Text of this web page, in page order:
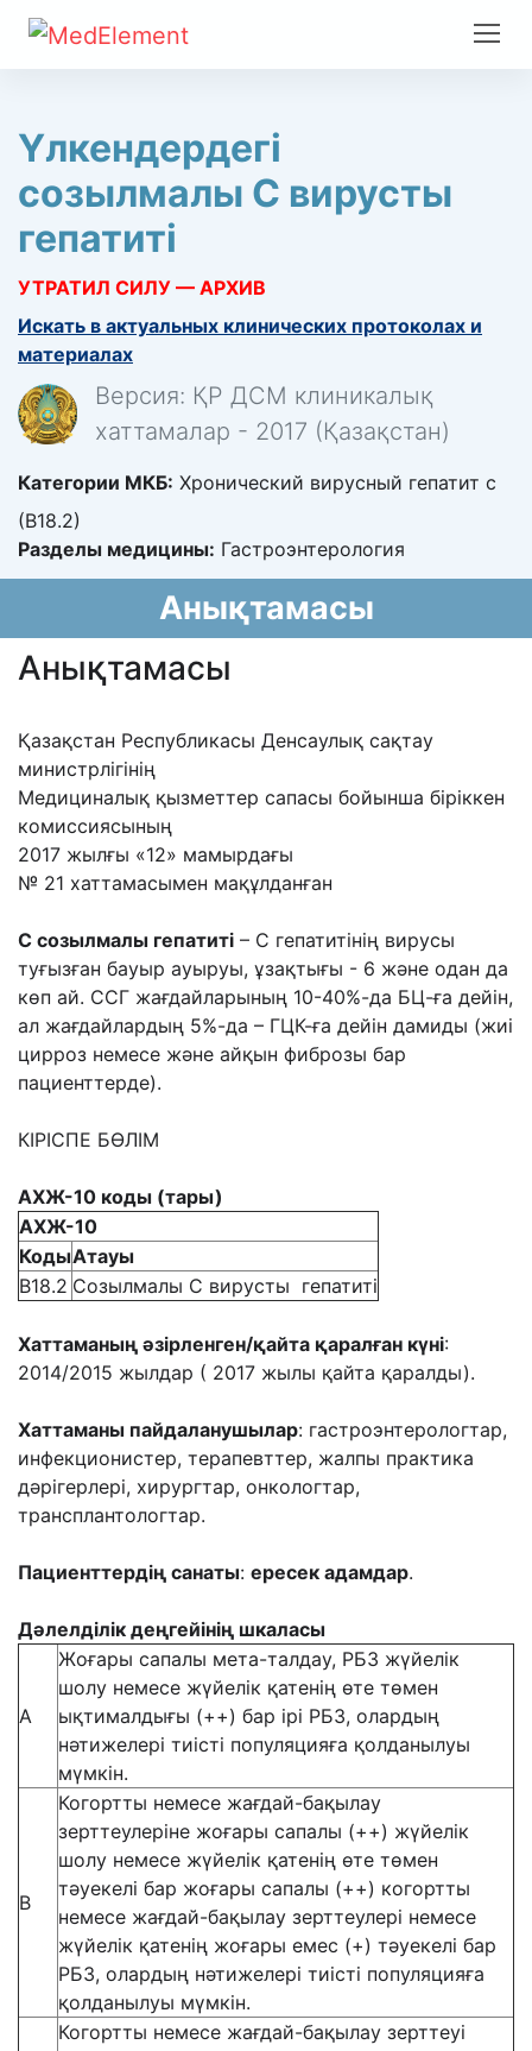
Үлкендердегі
созылмалы С вирусты
гепатиті
УТРАТИЛ СИЛУ — АРХИВ
Искать в актуальных клинических протоколах и
материалах
Версия: ҚР ДСМ клиникалық
хаттамалар - 2017 (Қазақстан)
Категории МКБ: Хронический вирусный гепатит c
(B18.2)
Разделы медицины: Гастроэнтерология
Анықтамасы
Анықтамасы
Қазақстан Республикасы Денсаулық сақтау
министрлігінің
Медициналық қызметтер сапасы бойынша біріккен
комиссиясының
2017 жылғы «12» мамырдағы
№ 21 хаттамасымен мақұлданған
С созылмалы гепатиті – С гепатитінің вирусы
туғызған бауыр ауыруы, ұзақтығы - 6 және одан да
көп ай. ССГ жағдайларының 10-40%-да БЦ-ға дейін,
ал жағдайлардың 5%-да – ГЦК-ға дейін дамиды (жиі
цирроз немесе және айқын фиброзы бар
пациенттерде).
КІРІСПЕ БӨЛІМ
АХЖ-10 коды (тары)
АХЖ-10
КодыАтауы
В18.2 Созылмалы C вирусты гепатиті
Хаттаманың әзірленген/қайта қаралған күні:
2014/2015 жылдар ( 2017 жылы қайта қаралды).
Хаттаманы пайдаланушылар: гастроэнтерологтар,
инфекционистер, терапевттер, жалпы практика
дәрігерлері, хирургтар, онкологтар,
трансплантологтар.
Пациенттердің санаты: ересек адамдар.
Дәлелділік деңгейінің шкаласы
А
Жоғары сапалы мета-талдау, РБЗ жүйелік
шолу немесе жүйелік қатенің өте төмен
ықтималдығы (++) бар ірі РБЗ, олардың
нәтижелері тиісті популяцияға қолданылуы
мүмкін.
В
Когортты немесе жағдай-бақылау
зерттеулеріне жоғары сапалы (++) жүйелік
шолу немесе жүйелік қатенің өте төмен
тәуекелі бар жоғары сапалы (++) когортты
немесе жағдай-бақылау зерттеулері немесе
жүйелік қатенің жоғары емес (+) тәуекелі бар
РБЗ, олардың нәтижелері тиісті популяцияға
қолданылуы мүмкін.
Когортты немесе жағдай-бақылау зерттеуі